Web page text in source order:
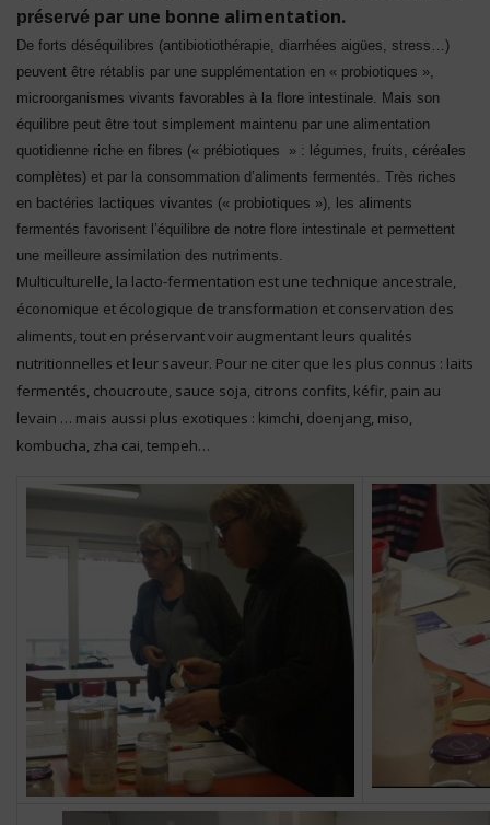
préservé par une bonne alimentation.
De forts déséquilibres (antibiotiothérapie, diarrhées aigües, stress…)
peuvent être rétablis par une supplémentation en « probiotiques »,
microorganismes vivants favorables à la flore intestinale. Mais son
équilibre peut être tout simplement maintenu par une alimentation
quotidienne riche en fibres (« prébiotiques » : légumes, fruits, céréales
complètes) et par la consommation d’aliments fermentés. Très riches
en bactéries lactiques vivantes (« probiotiques »), les aliments
fermentés favorisent l’équilibre de notre flore intestinale et permettent
une meilleure assimilation des nutriments.
Multiculturelle, la lacto-fermentation est une technique ancestrale,
économique et écologique de transformation et conservation des
aliments, tout en préservant voir augmentant leurs qualités
nutritionnelles et leur saveur. Pour ne citer que les plus connus : laits
fermentés, choucroute, sauce soja, citrons confits, kéfir, pain au
levain … mais aussi plus exotiques : kimchi, doenjang, miso,
kombucha, zha cai, tempeh…